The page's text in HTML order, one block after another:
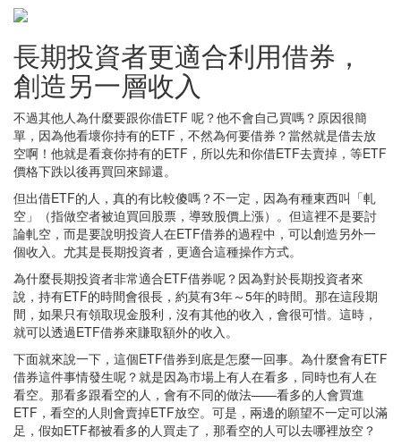
長期投資者更適合利用借券，
創造另一層收入
不過其他人為什麼要跟你借ETF 呢？他不會自己買嗎？原因很簡
單，因為他看壞你持有的ETF，不然為何要借券？當然就是借去放
空啊！他就是看衰你持有的ETF，所以先和你借ETF去賣掉，等ETF
價格下跌以後再買回來歸還。
但出借ETF的人，真的有比較傻嗎？不一定，因為有種東西叫「軋
空」（指做空者被迫買回股票，導致股價上漲）。但這裡不是要討
論軋空，而是要說明投資人在ETF借券的過程中，可以創造另外一
個收入。尤其是長期投資者，更適合這種操作方式。
為什麼長期投資者非常適合ETF借券呢？因為對於長期投資者來
說，持有ETF的時間會很長，約莫有3年～5年的時間。那在這段期
間，如果只有領取現金股利，沒有其他的收入，會很可惜。這時，
就可以透過ETF借券來賺取額外的收入。
下面就來說一下，這個ETF借券到底是怎麼一回事。為什麼會有ETF
借券這件事情發生呢？就是因為市場上有人在看多，同時也有人在
看空。那看多跟看空的人，會有不同的做法——看多的人會買進
ETF，看空的人則會賣掉ETF放空。可是，兩邊的願望不一定可以滿
足，假如ETF都被看多的人買走了，那看空的人可以去哪裡放空？